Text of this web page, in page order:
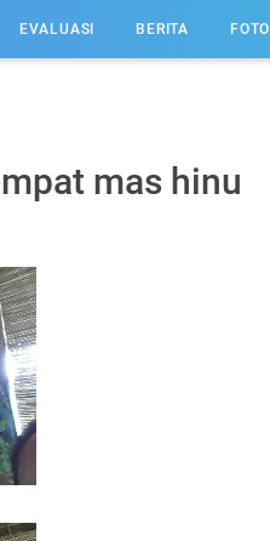
EVALUASI BERITA FOTO
mas hinu